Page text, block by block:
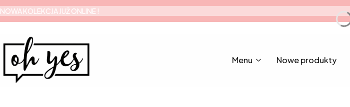
NOWA KOLEKCJA JUŻ ONLINE !
Menu Nowe produkty